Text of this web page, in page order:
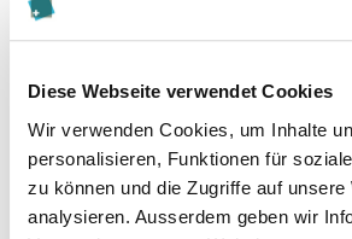
Diese Webseite verwendet Cookies
Wir verwenden Cookies, um Inhalte
personalisieren, Funktionen für
zu können und die Zugriffe auf unsere
analysieren. Ausserdem geben wir
Suchtverhalten zusammenhängt
Intelligenz korrelieren.
Das Buch eignet sich für alle, die
Wirtschaftspsychologie,
experimentelle
und die Tugend Geduld neu
Nebst überraschenden